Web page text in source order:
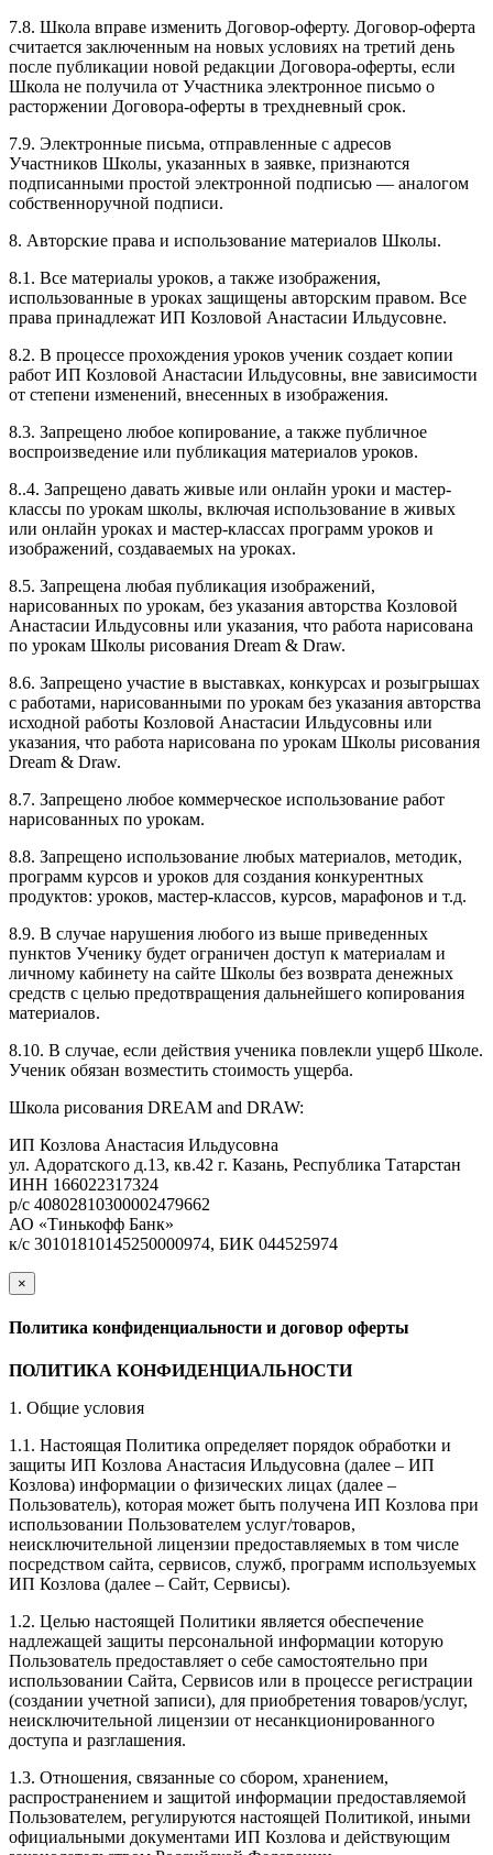
7.8. Школа вправе изменить Договор-оферту. Договор-оферта
считается заключенным на новых условиях на третий день
после публикации новой редакции Договора-оферты, если
Школа не получила от Участника электронное письмо о
расторжении Договора-оферты в трехдневный срок.
7.9. Электронные письма, отправленные с адресов
Участников Школы, указанных в заявке, признаются
подписанными простой электронной подписью — аналогом
собственноручной подписи.
8. Авторские права и использование материалов Школы.
8.1. Все материалы уроков, а также изображения,
использованные в уроках защищены авторским правом. Все
права принадлежат ИП Козловой Анастасии Ильдусовне.
8.2. В процессе прохождения уроков ученик создает копии
работ ИП Козловой Анастасии Ильдусовны, вне зависимости
от степени изменений, внесенных в изображения.
8.3. Запрещено любое копирование, а также публичное
воспроизведение или публикация материалов уроков.
8..4. Запрещено давать живые или онлайн уроки и мастер-
классы по урокам школы, включая использование в живых
или онлайн уроках и мастер-классах программ уроков и
изображений, создаваемых на уроках.
8.5. Запрещена любая публикация изображений,
нарисованных по урокам, без указания авторства Козловой
Анастасии Ильдусовны или указания, что работа нарисована
по урокам Школы рисования Dream & Draw.
8.6. Запрещено участие в выставках, конкурсах и розыгрышах
с работами, нарисованными по урокам без указания авторства
исходной работы Козловой Анастасии Ильдусовны или
указания, что работа нарисована по урокам Школы рисования
Dream & Draw.
8.7. Запрещено любое коммерческое использование работ
нарисованных по урокам.
8.8. Запрещено использование любых материалов, методик,
программ курсов и уроков для создания конкурентных
продуктов: уроков, мастер-классов, курсов, марафонов и т.д.
8.9. В случае нарушения любого из выше приведенных
пунктов Ученику будет ограничен доступ к материалам и
личному кабинету на сайте Школы без возврата денежных
средств с целью предотвращения дальнейшего копирования
материалов.
8.10. В случае, если действия ученика повлекли ущерб Школе.
Ученик обязан возместить стоимость ущерба.
Школа рисования DREAM and DRAW:
ИП Козлова Анастасия Ильдусовна
ул. Адоратского д.13, кв.42 г. Казань, Республика Татарстан
ИНН 166022317324
р/с 40802810300002479662
АО «Тинькофф Банк»
к/с 30101810145250000974, БИК 044525974
×
закрыть
Политика конфиденциальности и договор оферты
ПОЛИТИКА КОНФИДЕНЦИАЛЬНОСТИ
1. Общие условия
1.1. Настоящая Политика определяет порядок обработки и
защиты ИП Козлова Анастасия Ильдусовна (далее – ИП
Козлова) информации о физических лицах (далее –
Пользователь), которая может быть получена ИП Козлова при
использовании Пользователем услуг/товаров,
неисключительной лицензии предоставляемых в том числе
посредством сайта, сервисов, служб, программ используемых
ИП Козлова (далее – Сайт, Сервисы).
1.2. Целью настоящей Политики является обеспечение
надлежащей защиты персональной информации которую
Пользователь предоставляет о себе самостоятельно при
использовании Сайта, Сервисов или в процессе регистрации
(создании учетной записи), для приобретения товаров/услуг,
неисключительной лицензии от несанкционированного
доступа и разглашения.
1.3. Отношения, связанные со сбором, хранением,
распространением и защитой информации предоставляемой
Пользователем, регулируются настоящей Политикой, иными
официальными документами ИП Козловa и действующим